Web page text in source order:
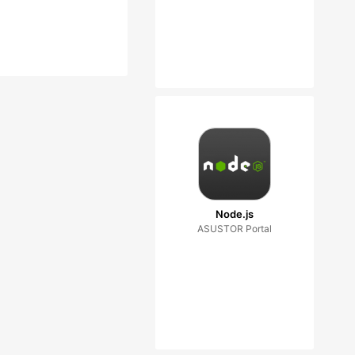
Node.js
ASUSTOR Portal